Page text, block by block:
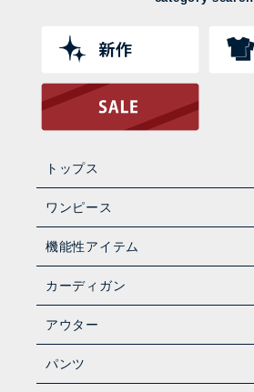
トップス
ワンピース
機能性アイテム
カーディガン
アウター
パンツ